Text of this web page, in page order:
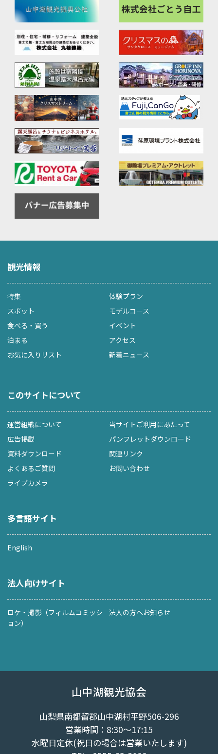
観光情報
特集
体験プラン
スポット
モデルコース
食べる・買う
イベント
泊まる
アクセス
お気に入りリスト
新着ニュース
このサイトについて
運営組織について
当サイトご利用にあたって
広告掲載
パンフレットダウンロード
資料ダウンロード
関連リンク
よくあるご質問
お問い合わせ
ライブカメラ
多言語サイト
English
法人向けサイト
ロケ・撮影（フィルムコミッシ
ョン）
法人の方へお知らせ
山中湖観光協会
山梨県南都留郡山中湖村平野506-296
営業時間：8:30～17:15
水曜日定休(祝日の場合は営業いたします)